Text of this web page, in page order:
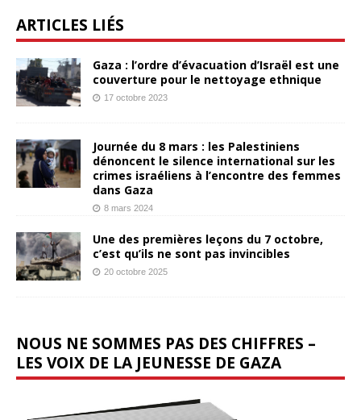
ARTICLES LIÉS
Gaza : l’ordre d’évacuation d’Israël est une
couverture pour le nettoyage ethnique
17 octobre 2023
Journée du 8 mars : les Palestiniens
dénoncent le silence international sur les
crimes israéliens à l’encontre des femmes
dans Gaza
8 mars 2024
Une des premières leçons du 7 octobre,
c’est qu’ils ne sont pas invincibles
20 octobre 2025
NOUS NE SOMMES PAS DES CHIFFRES –
LES VOIX DE LA JEUNESSE DE GAZA